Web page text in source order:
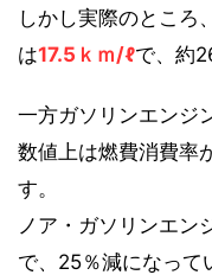
しかし実際のところ
は17.5ｋｍ/ℓで、約
一方ガソリンエンジ
数値上は燃費消費率
す。
ノア・ガソリンエン
で、25％減になって